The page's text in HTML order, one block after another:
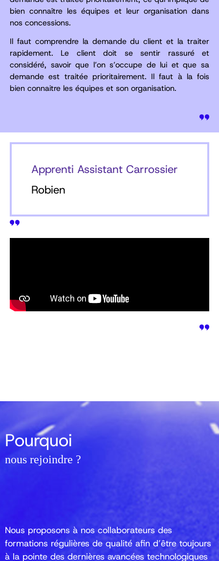
bien connaître les équipes et leur organisation dans
nos concessions.
Il faut comprendre la demande du client et la traiter
rapidement. Le client doit se sentir rassuré et
considéré, savoir que l’on s’occupe de lui et que sa
demande est traitée prioritairement. Il faut à la fois
bien connaitre les équipes et son organisation.
Apprenti Assistant Carrossier
Robien
Pourquoi
nous rejoindre ?
Nous proposons à nos collaborateurs des
formations régulières de qualité afin d’être toujours
à la pointe des dernières avancées technologiques